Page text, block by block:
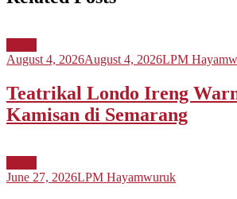
August 4, 2026August 4, 2026LPM
Teatrikal Londo Ireng
Kamisan di Semarang
June 27, 2026LPM Hayamwuruk